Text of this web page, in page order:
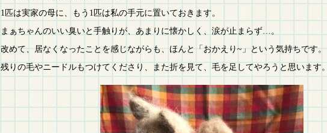
1匹は実家の母に、もう1匹は私の手元に置いておきます。
まぁちゃんのいい臭いと手触りが、あまりに懐かしく、涙が止まらず…。
改めて、居なくなったことを感じながらも、ほんと「おかえり~」という気持ちです。
残りの毛やニードルもつけてくださり、また折を見て、毛を足してやろうと思います。